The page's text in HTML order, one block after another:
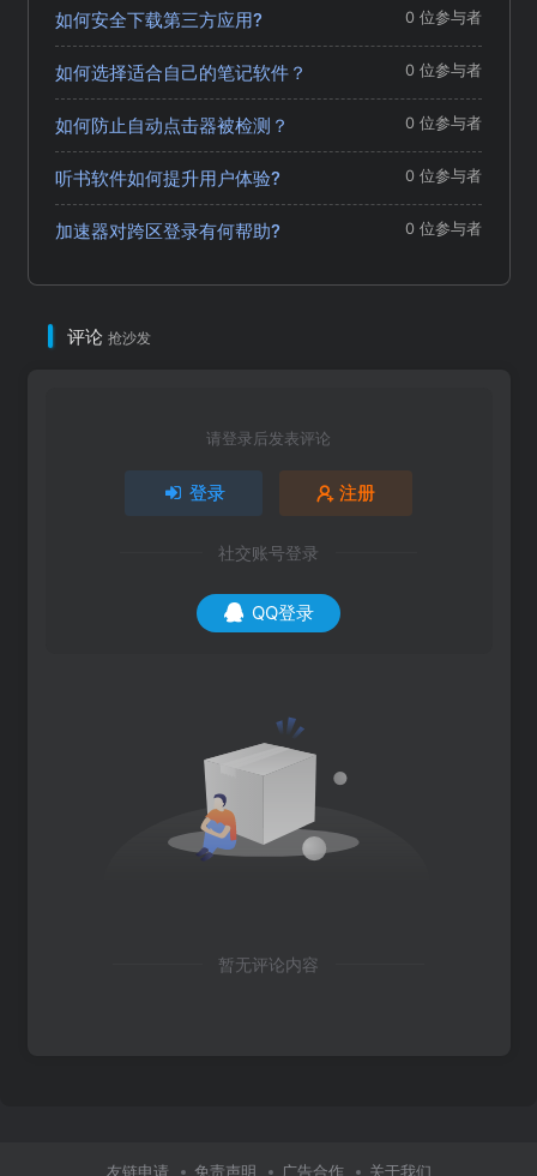
如何安全下载第三方应用? 0 位参与者
如何选择适合自己的笔记软件？ 0 位参与者
如何防止自动点击器被检测？ 0 位参与者
听书软件如何提升用户体验? 0 位参与者
加速器对跨区登录有何帮助? 0 位参与者
评论 抢沙发
请登录后发表评论
登录 注册
社交账号登录
QQ登录
暂无评论内容
友链申请 免责声明 广告合作 关于我们